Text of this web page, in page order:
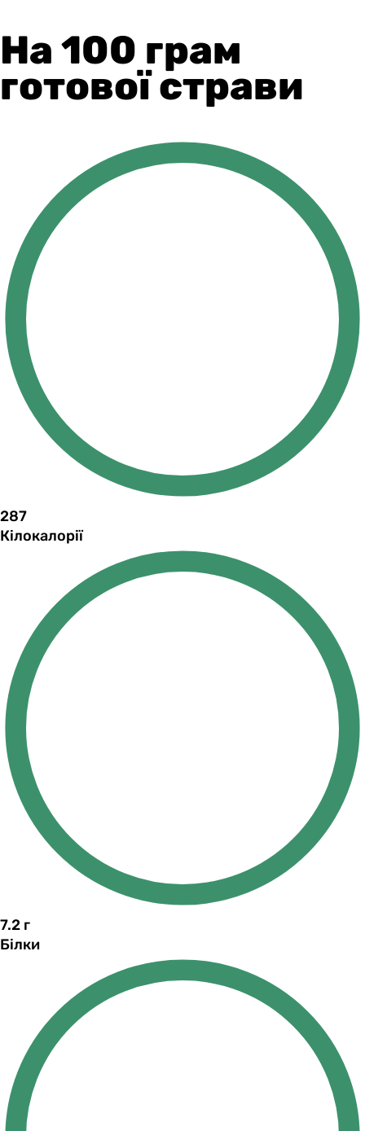
На 100 грам
готової страви
287
Кілокалорії
7.2 г
Білки